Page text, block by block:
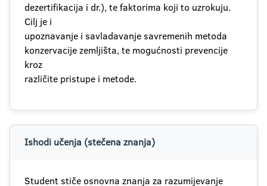
dezertifikacija i dr.), te faktorima koji to uzrokuju.
Cilj je i
upoznavanje i savladavanje savremenih metoda
konzervacije zemljišta, te mogućnosti prevencije
kroz
različite pristupe i metode.
Ishodi učenja (stečena znanja)
Student stiče osnovna znanja za razumijevanje